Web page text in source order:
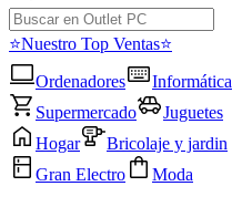
⭐Nuestro Top Ventas⭐
Ordenadores
Informática
Supermercado
Juguetes
Hogar
Bricolaje y jardin
Gran Electro
Moda